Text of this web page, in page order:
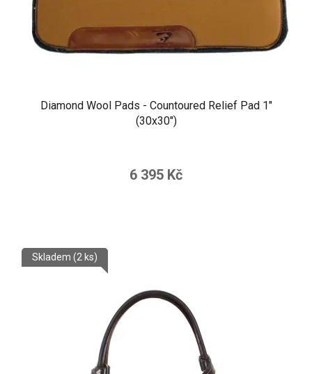
Diamond Wool Pads - Countoured Relief Pad 1"
(30x30")
6 395 Kč
Skladem (2 ks)